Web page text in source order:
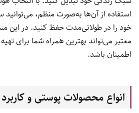
استفاده از آن‌ها به‌صورت منظم،
خود را در طولانی‌مدت حفظ کنید. در این
معتبر می‌تواند بهترین همراه شما برای
اطمینان باشد.
انواع محصولات پوستی و